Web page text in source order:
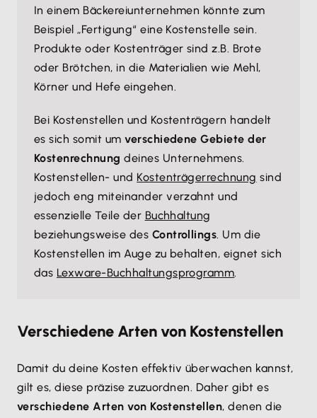
In einem Bäckereiunternehmen könnte zum
Beispiel „Fertigung“ eine Kostenstelle sein.
Produkte oder Kostenträger sind z.B. Brote
oder Brötchen, in die Materialien wie Mehl,
Körner und Hefe eingehen.
Bei Kostenstellen und Kostenträgern handelt
es sich somit umverschiedene Gebiete der
Kostenrechnung deines Unternehmens.
Kostenstellen- und Kostenträgerrechnung sind
jedoch eng miteinander verzahnt und
essenzielle Teile der Buchhaltung
beziehungsweise des Controllings. Um die
Kostenstellen im Auge zu behalten, eignet sich
das Lexware-Buchhaltungsprogramm.
Verschiedene Arten von Kostenstellen
Damit du deine Kosten effektiv überwachen kannst,
gilt es, diese präzise zuzuordnen. Daher gibt es
verschiedene Arten von Kostenstellen, denen die